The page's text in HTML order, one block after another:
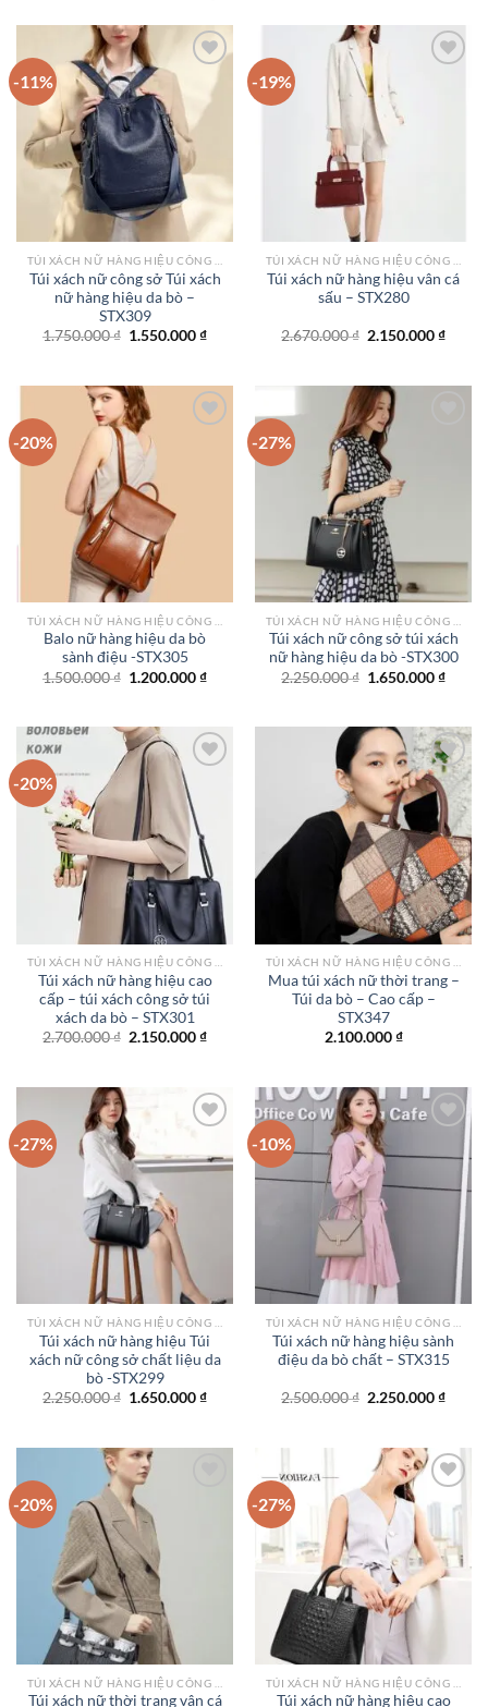
-11%
Add to
wishlist
Túi xách nữ công sở Túi xách
nữ hàng hiệu da bò –
STX309
1.750.000₫ Giá
1.550.000₫Giá
1.550.000 ₫.
-19%
Túi xách nữ hàng hiệu vân cá
sấu – STX280
2.670.000₫ Giá
2.150.000₫Giá
-20%
Balo nữ hàng hiệu da bò
sành điệu -STX305
1.500.000₫ Giá
1.200.000₫Giá
1.200.000 ₫.
-27%
Túi xách nữ công sở túi xách
nữ hàng hiệu da bò -STX300
2.250.000₫ Giá
1.650.000₫Giá
-20%
Add to
wishlist
Túi xách nữ hàng hiệu cao
cấp – túi xách công sở túi
xách da bò – STX301
2.700.000₫ Giá
2.150.000₫Giá
2.150.000 ₫.
Add to
wishlist
Mua túi xách nữ thời trang –
Túi da bò – Cao cấp –
STX347
2.100.000₫
-27%
Túi xách nữ hàng hiệu Túi
xách nữ công sở chất liệu da
bò -STX299
2.250.000₫ Giá
1.650.000₫Giá
1.650.000 ₫.
-10%
wishlist
Túi xách nữ hàng hiệu sành
điệu da bò chất – STX315
2.500.000₫ Giá
2.250.000₫Giá
-20%
Túi xách nữ thời trang vân cá
-27%
Add to
wishlist
Túi xách nữ hàng hiệu cao